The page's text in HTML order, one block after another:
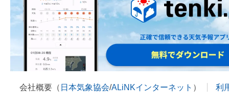
会社概要（ 日本気象協会/ALiNKインターネット ） 利